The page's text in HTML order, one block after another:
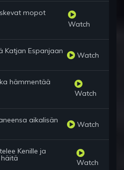
mopot
Watch
Katjan Espanjaan Watch
hämmentää
Watch
aikalisän Watch
Kenille ja
Watch